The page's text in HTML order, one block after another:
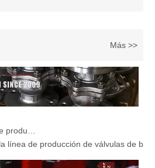
Más >>
línea de producción de válvulas de